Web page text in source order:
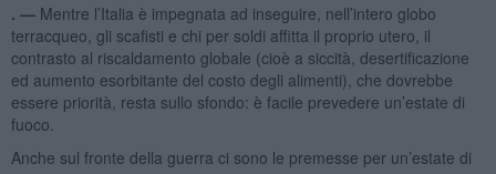
. — Mentre l’Italia è impegnata ad inseguire, nell’intero globo
terracqueo, gli scafisti e chi per soldi affitta il proprio utero, il
contrasto al riscaldamento globale (cioè a siccità, desertificazione
ed aumento esorbitante del costo degli alimenti), che dovrebbe
essere priorità, resta sullo sfondo: è facile prevedere un’estate di
fuoco.
Anche sul fronte della guerra ci sono le premesse per un’estate di